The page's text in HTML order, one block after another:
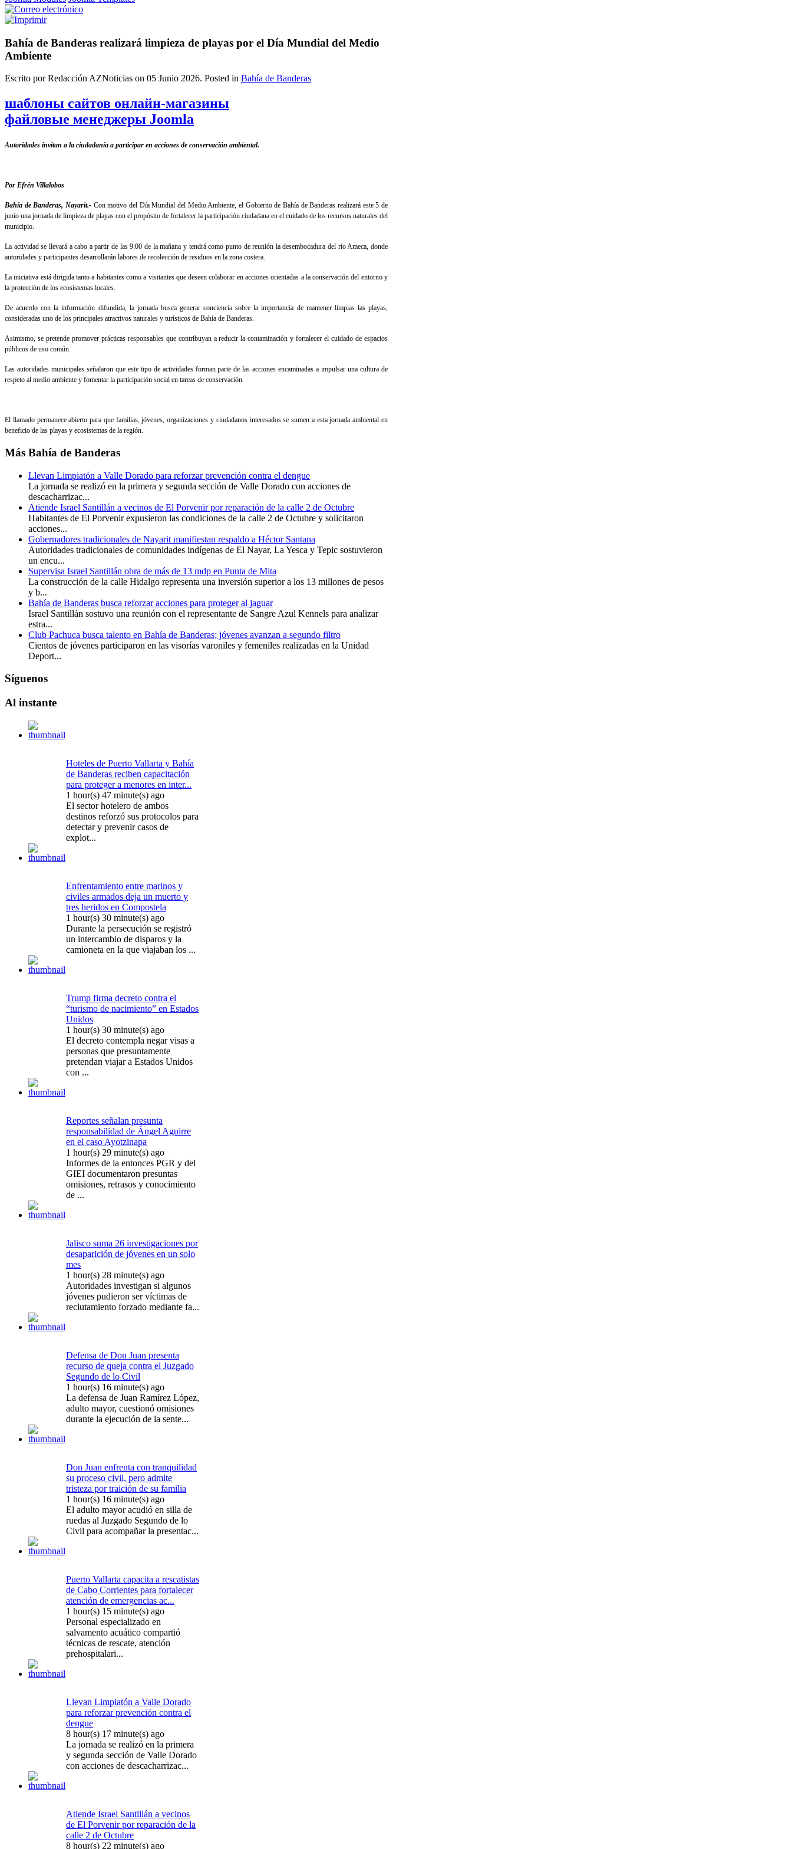
Bahía de Banderas realizará limpieza de playas por el Día Mundial del Medio
Ambiente
Escrito por Redacción AZNoticias on 05 Junio 2026. Posted in Bahía de Banderas
шаблоны сайтов онлайн-магазины
файловые менеджеры Joomla
Autoridades invitan a la ciudadanía a participar en acciones de conservación ambiental.
Por Efrén Villalobos
Bahía de Banderas, Nayarit.- Con motivo del Día Mundial del Medio Ambiente, el Gobierno de Bahía de Banderas realizará este 5 de
junio una jornada de limpieza de playas con el propósito de fortalecer la participación ciudadana en el cuidado de los recursos naturales del
municipio.
La actividad se llevará a cabo a partir de las 9:00 de la mañana y tendrá como punto de reunión la desembocadura del río Ameca, donde
autoridades y participantes desarrollarán labores de recolección de residuos en la zona costera.
La iniciativa está dirigida tanto a habitantes como a visitantes que deseen colaborar en acciones orientadas a la conservación del entorno y
la protección de los ecosistemas locales.
De acuerdo con la información difundida, la jornada busca generar conciencia sobre la importancia de mantener limpias las playas,
consideradas uno de los principales atractivos naturales y turísticos de Bahía de Banderas.
Asimismo, se pretende promover prácticas responsables que contribuyan a reducir la contaminación y fortalecer el cuidado de espacios
públicos de uso común.
Las autoridades municipales señalaron que este tipo de actividades forman parte de las acciones encaminadas a impulsar una cultura de
respeto al medio ambiente y fomentar la participación social en tareas de conservación.
El llamado permanece abierto para que familias, jóvenes, organizaciones y ciudadanos interesados se sumen a esta jornada ambiental en
beneficio de las playas y ecosistemas de la región.
Más Bahía de Banderas
Llevan Limpiatón a Valle Dorado para reforzar prevención contra el dengue
La jornada se realizó en la primera y segunda sección de Valle Dorado con acciones de
descacharrizac...
Atiende Israel Santillán a vecinos de El Porvenir por reparación de la calle 2 de Octubre
Habitantes de El Porvenir expusieron las condiciones de la calle 2 de Octubre y solicitaron
acciones...
Gobernadores tradicionales de Nayarit manifiestan respaldo a Héctor Santana
Autoridades tradicionales de comunidades indígenas de El Nayar, La Yesca y Tepic sostuvieron
un encu...
Supervisa Israel Santillán obra de más de 13 mdp en Punta de Mita
La construcción de la calle Hidalgo representa una inversión superior a los 13 millones de pesos
y b...
Bahía de Banderas busca reforzar acciones para proteger al jaguar
Israel Santillán sostuvo una reunión con el representante de Sangre Azul Kennels para analizar
estra...
Club Pachuca busca talento en Bahía de Banderas; jóvenes avanzan a segundo filtro
Cientos de jóvenes participaron en las visorías varoniles y femeniles realizadas en la Unidad
Deport...
Síguenos
Al instante
Hoteles de Puerto Vallarta y Bahía
de Banderas reciben capacitación
para proteger a menores en inter...
1 hour(s) 47 minute(s) ago
El sector hotelero de ambos
destinos reforzó sus protocolos para
detectar y prevenir casos de
explot...
Enfrentamiento entre marinos y
civiles armados deja un muerto y
tres heridos en Compostela
1 hour(s) 30 minute(s) ago
Durante la persecución se registró
un intercambio de disparos y la
camioneta en la que viajaban los ...
Trump firma decreto contra el
“turismo de nacimiento” en Estados
Unidos
1 hour(s) 30 minute(s) ago
El decreto contempla negar visas a
personas que presuntamente
pretendan viajar a Estados Unidos
con ...
Reportes señalan presunta
responsabilidad de Ángel Aguirre
en el caso Ayotzinapa
1 hour(s) 29 minute(s) ago
Informes de la entonces PGR y del
GIEI documentaron presuntas
omisiones, retrasos y conocimiento
de ...
Jalisco suma 26 investigaciones por
desaparición de jóvenes en un solo
mes
1 hour(s) 28 minute(s) ago
Autoridades investigan si algunos
jóvenes pudieron ser víctimas de
reclutamiento forzado mediante fa...
Defensa de Don Juan presenta
recurso de queja contra el Juzgado
Segundo de lo Civil
1 hour(s) 16 minute(s) ago
La defensa de Juan Ramírez López,
adulto mayor, cuestionó omisiones
durante la ejecución de la sente...
Don Juan enfrenta con tranquilidad
su proceso civil, pero admite
tristeza por traición de su familia
1 hour(s) 16 minute(s) ago
El adulto mayor acudió en silla de
ruedas al Juzgado Segundo de lo
Civil para acompañar la presentac...
Puerto Vallarta capacita a rescatistas
de Cabo Corrientes para fortalecer
atención de emergencias ac...
1 hour(s) 15 minute(s) ago
Personal especializado en
salvamento acuático compartió
técnicas de rescate, atención
prehospitalari...
Llevan Limpiatón a Valle Dorado
para reforzar prevención contra el
dengue
8 hour(s) 17 minute(s) ago
La jornada se realizó en la primera
y segunda sección de Valle Dorado
con acciones de descacharrizac...
Atiende Israel Santillán a vecinos
de El Porvenir por reparación de la
calle 2 de Octubre
8 hour(s) 22 minute(s) ago